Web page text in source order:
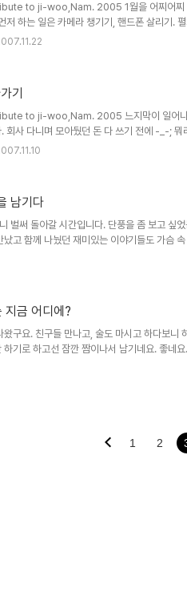
to ji-woo,Nam. 2005 1월을 어찌어찌
저 하는 일은 카메라 챙기기, 핸드폰 살리기.
저런 단어들이 한가득 이다. 다니고 간 다음엔
사진을 한 장 찾았다. 충무로 미놀타 수리점에
다니다가 뭔갈 먹자고 다시 한참을 돌아다녔
기
to ji-woo,Nam. 2005 느지막이 일어나
회사 다니며 모아뒀던 돈 다 쓰기 전에 -_-; 뭐
서는 가지고 돌아갈 것들을 챙겨본다. 예전에
른 저녁 먹으라고 성화이신 엄마와 이른 저녁
이것저것 챙겨주시는 마음을 김이 오르는 따
남기다
벌써 돌아갈 시간입니다. 단풍을 좀 보고 싶
고 함께 나눴던 재미있는 이야기들도 가슴 속
행복하시길. (이래봤자 금방 나옵니다만.. -_-)
금 어디에?
왔구요. 친구들 만나고, 술도 마시고 하다보니
하기로 하고선 잠깐 짬이나서 남기네요. 좋네
추워졌어요. 가을은 가을인데 뭔가 어색한 계
1 2